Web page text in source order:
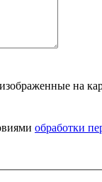
на
обработки